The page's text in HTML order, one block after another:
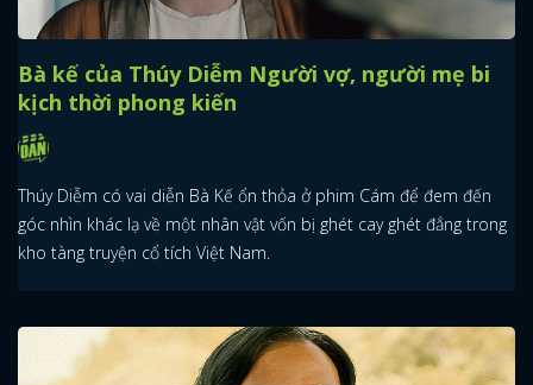
Bà kế của Thúy Diễm Người vợ, người mẹ bi
kịch thời phong kiến
Thúy Diễm có vai diễn Bà Kế ổn thỏa ở phim Cám để đem đến
góc nhìn khác lạ về một nhân vật vốn bị ghét cay ghét đắng trong
kho tàng truyện cổ tích Việt Nam.